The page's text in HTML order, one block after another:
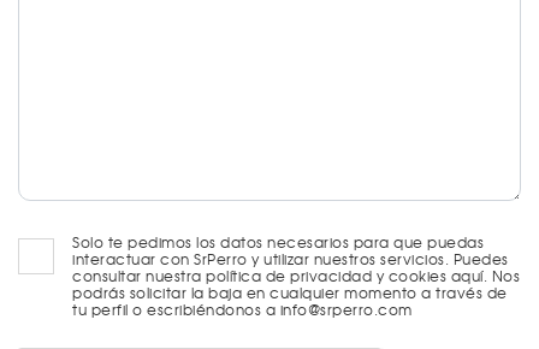
Solo te pedimos los datos necesarios para que puedas
interactuar con SrPerro y utilizar nuestros servicios. Puedes
consultar nuestra política de privacidad y cookies aquí. Nos
podrás solicitar la baja en cualquier momento a través de
tu perfil o escribiéndonos a info@srperro.com